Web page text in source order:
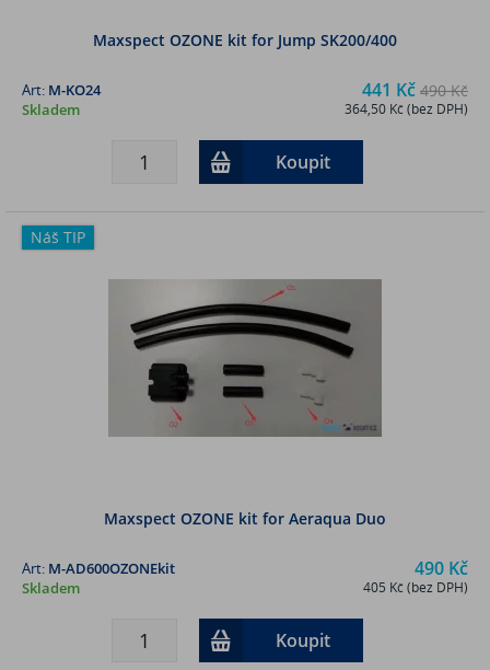
Maxspect OZONE kit for Jump SK200/400
441 Kč 490 Kč
364,50 Kč (bez DPH)
Art: M-KO24
Skladem
Koupit
Náš TIP
Maxspect OZONE kit for Aeraqua Duo
490 Kč
405 Kč (bez DPH)
Art: M-AD600OZONEkit
Skladem
Koupit